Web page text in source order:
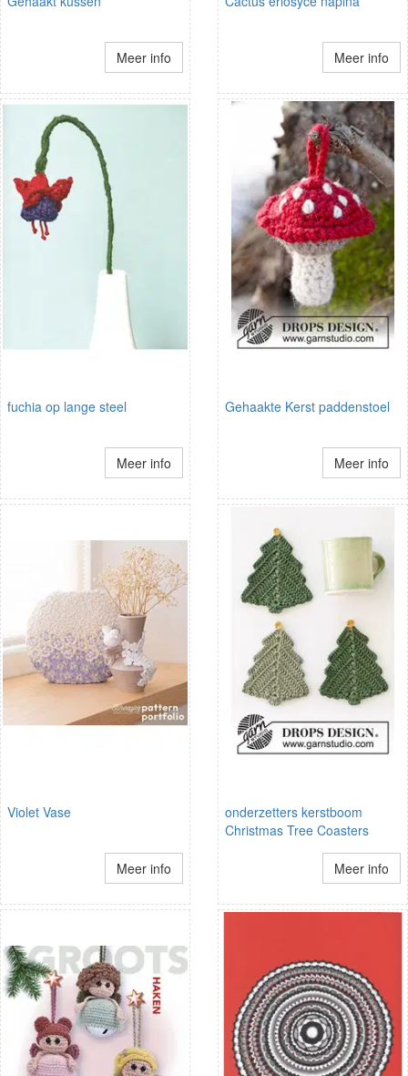
Meer info Meer info
fuchia op lange steel
Meer info
Gehaakte Kerst paddenstoel
Meer info
Violet Vase
Meer info
onderzetters kerstboom
Christmas Tree Coasters
Meer info